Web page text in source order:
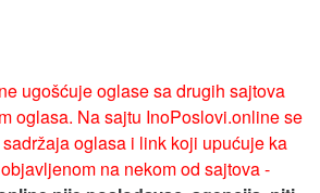
ugošćuje oglase sa drugih sajtova
oglasa. Na sajtu InoPoslovi.online se
oglasa i link koji upućuje ka
na nekom od sajtova -